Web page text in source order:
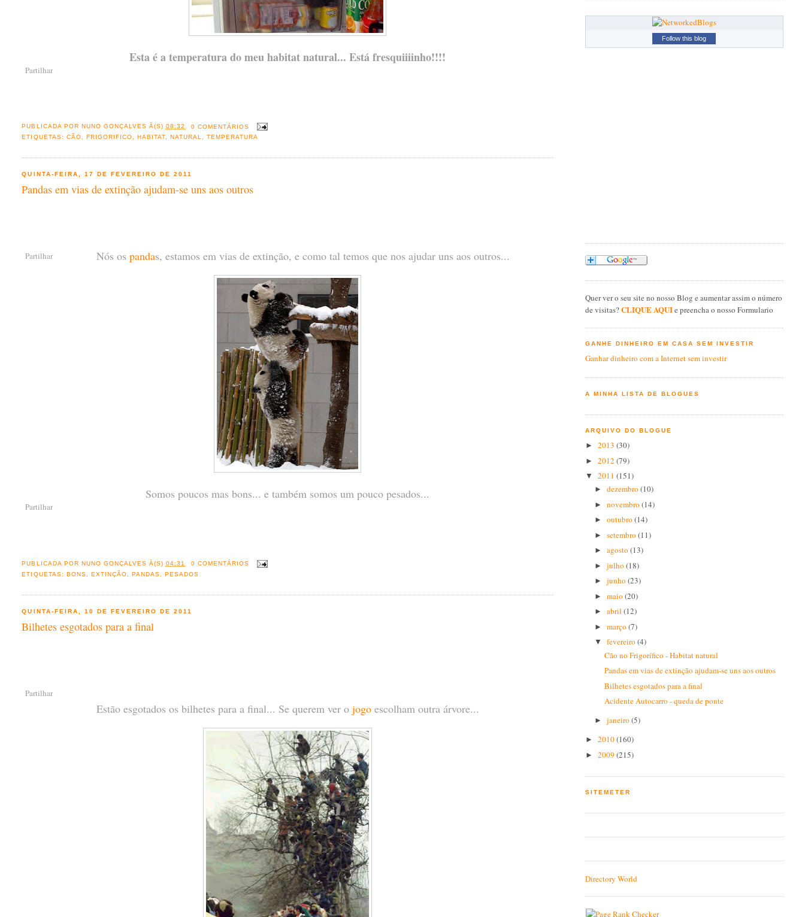
Esta é a temperatura do meu habitat natural... Está fresquiiiinho!!!!
Partilhar
PUBLICADA POR NUNO GONÇALVES À(S) 08:32
0 COMENTÁRIOS
ETIQUETAS: CÃO, FRIGORIFICO, HABITAT,NATURAL,TEMPERATURA
QUINTA-FEIRA, 17 DE FEVEREIRO DE 2011
Pandas em vias de extinção ajudam-se uns aos outros
Partilhar Nós os pandas, estamos em vias de extinção, e como tal temos que nos ajudar uns aos outros...
Somos poucos mas bons... e também somos um pouco pesados...
Partilhar
PUBLICADA POR NUNO GONÇALVES À(S) 04:31
0 COMENTÁRIOS
ETIQUETAS: BONS EXTINÇÃO PANDAS PESADOS
QUINTA-FEIRA, 10 DE FEVEREIRO DE 2011
Bilhetes esgotados para a final
Partilhar
Estão esgotados os bilhetes para a final... Se querem ver o jogoescolham outra árvore...
Follow this blog
Quer ver o seu site no nosso Blog e aumentar assim o número
de visitas?CLIQUE AQUIe preencha o nosso Formulario
GANHE DINHEIRO EM CASA SEM INVESTIR
Ganhar dinheiro com a Internet sem investir
A MINHA LISTA DE BLOGUES
ARQUIVO DO BLOGUE
► 2013 (30)
► 2012 (79)
▼ 2011 (151)
►dezembro(10)
►novembro(14)
►outubro(14)
►setembro(11)
►agosto(13)
►julho(18)
►junho(23)
►maio(20)
►abril(12)
►março(7)
▼fevereiro(4)
Cão no Frigorífico - Habitat natural
Pandas em vias de extinção ajudam-se uns aos outros
Bilhetes esgotados para a final
Acidente Autocarro - queda de ponte
►janeiro(5)
► 2010(160)
► 2009 (215)
SITEMETER
Directory World